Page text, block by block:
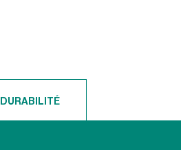
DURABILITÉ